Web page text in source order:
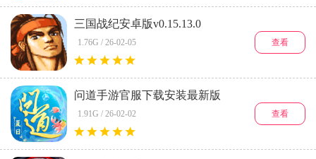
三国战纪安卓版v0.15.13.0
1.76G / 26-02-05 查看
问道手游官服下载安装最新版
2026v2.150.1320正版
1.91G / 26-02-02 查看